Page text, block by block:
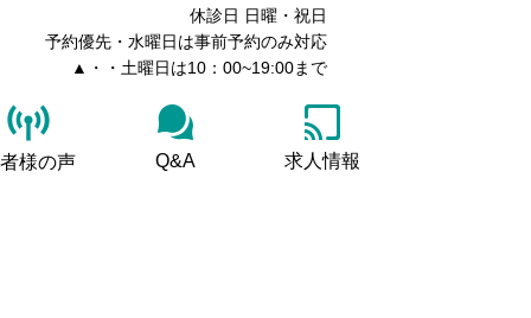
休診日 日曜・祝日
予約優先・水曜日は事前予約のみ対応
▲・・土曜日は10：00~19:00まで
様の声 Q&A 求人情報